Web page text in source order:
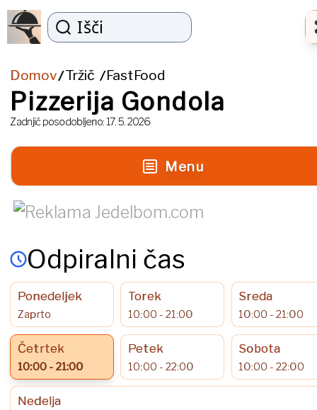
Išči
Domov/Tržič /FastFood
Pizzerija Gondola
Zadnjič posodobljeno: 17. 5. 2026
Menu
Odpiralni čas
Ponedeljek
Zaprto
Torek
10:00 - 21:00
Sreda
10:00 - 21:00
Četrtek
10:00 - 21:00
Petek
10:00 - 22:00
Sobota
10:00 - 22:00
Nedelja